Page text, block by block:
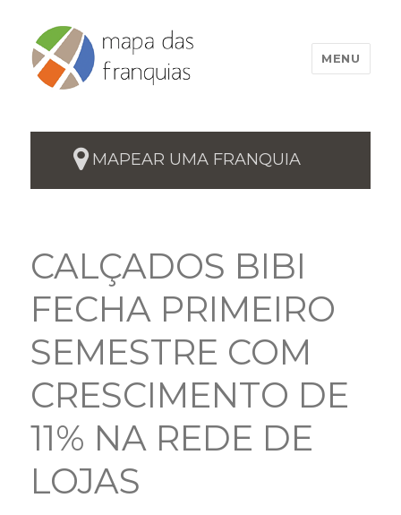
MENU
MAPEAR UMA FRANQUIA
CALÇADOS BIBI
FECHA PRIMEIRO
SEMESTRE COM
CRESCIMENTO DE
11% NA REDE DE
LOJAS